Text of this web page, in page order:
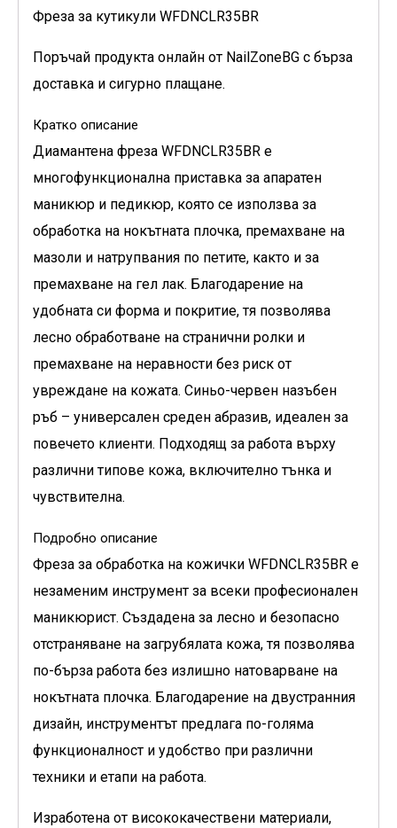
Фреза за кутикули WFDNCLR35BR
Поръчай продукта онлайн от NailZoneBG с бърза
доставка и сигурно плащане.
Кратко описание
Диамантена фреза WFDNCLR35BR е
многофункционална приставка за апаратен
маникюр и педикюр, която се използва за
обработка на нокътната плочка, премахване на
мазоли и натрупвания по петите, както и за
премахване на гел лак. Благодарение на
удобната си форма и покритие, тя позволява
лесно обработване на странични ролки и
премахване на неравности без риск от
увреждане на кожата. Синьо-червен назъбен
ръб – универсален среден абразив, идеален за
повечето клиенти. Подходящ за работа върху
различни типове кожа, включително тънка и
чувствителна.
Подробно описание
Фреза за обработка на кожички WFDNCLR35BR е
незаменим инструмент за всеки професионален
маникюрист. Създадена за лесно и безопасно
отстраняване на загрубялата кожа, тя позволява
по-бърза работа без излишно натоварване на
нокътната плочка. Благодарение на двустранния
дизайн, инструментът предлага по-голяма
функционалност и удобство при различни
техники и етапи на работа.
Изработена от висококачествени материали,